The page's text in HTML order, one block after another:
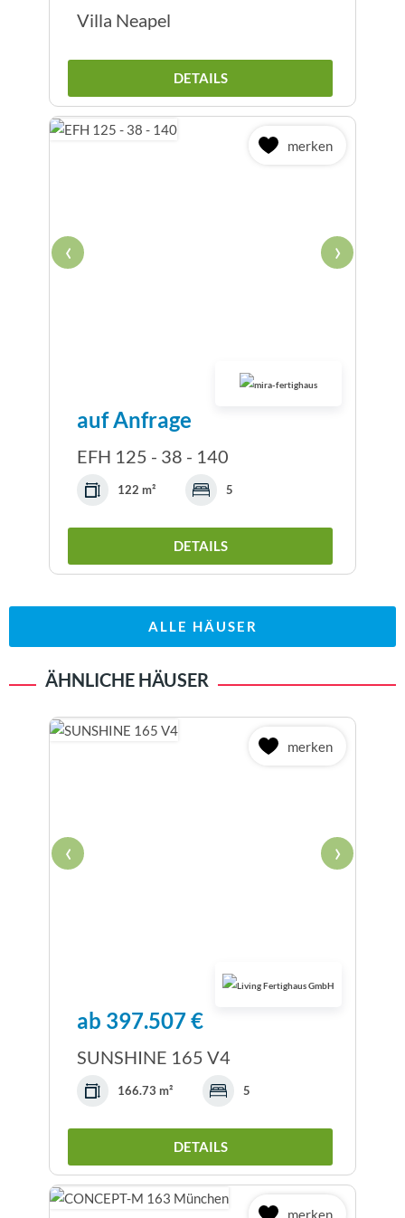
Villa Neapel
DETAILS
merken
‹ ›
auf Anfrage
EFH 125 - 38 - 140
122 m² 5
DETAILS
ALLE HÄUSER
ÄHNLICHE HÄUSER
merken
‹ ›
ab 397.507 €
SUNSHINE 165 V4
166.73 m² 5
DETAILS
merken